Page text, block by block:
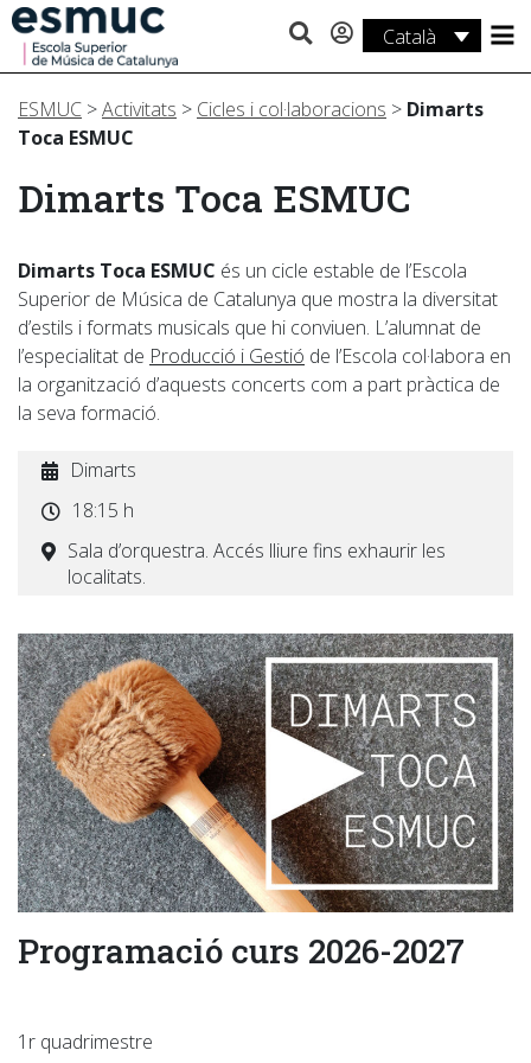
Català
Estudis
Recerca
ESMUC >Activitats > Cicles i col·laboracions > Dimarts
Toca ESMUC
Dimarts Toca ESMUC
Dimarts Toca ESMUC és un cicle estable de l’Escola
Superior de Música de Catalunya que mostra la diversitat
d’estils i formats musicals que hi conviuen. L’alumnat de
l’especialitat de Producció i Gestió de l’Escola col·labora en
la organització d’aquests concerts com a part pràctica de
la seva formació.
Dimarts
18:15 h
Sala d’orquestra. Accés lliure fins exhaurir les
localitats.
Programació curs 2026-2027
1r quadrimestre